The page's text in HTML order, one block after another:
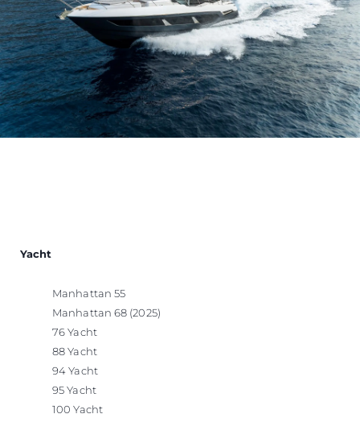
Yacht
Manhattan 55
Manhattan 68 (2025)
76 Yacht
88 Yacht
94 Yacht
95 Yacht
100 Yacht